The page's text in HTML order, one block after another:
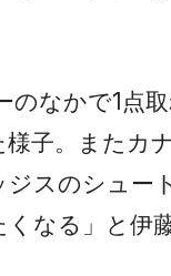
のなかで1点
子。またカ
スのシュー
なる」と伊藤